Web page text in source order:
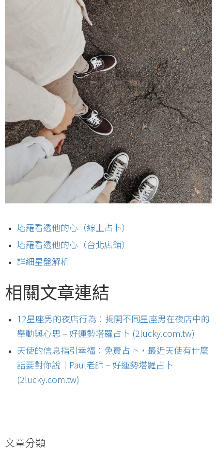
塔羅看透他的心（線上占卜）
塔羅看透他的心（台北店鋪）
詳細星盤解析
相關文章連結
12星座男的夜店行為：揭開不同星座男在夜店中的
舉動與心思 – 好運勢塔羅占卜 (2lucky.com.tw)
天使的信息指引幸福：免費占卜，最近天使有什麼
話要對你說｜Paul老師 – 好運勢塔羅占卜
(2lucky.com.tw)
文章分類